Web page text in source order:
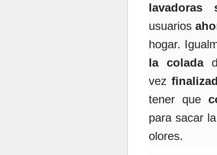
lavadoras
usuarios
hogar.
la colada
vez
tener que
para sacar
olores.